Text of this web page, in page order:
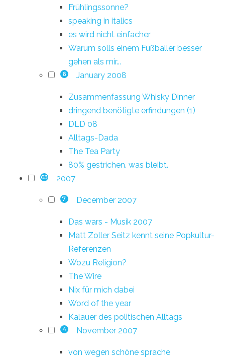
Frühlingssonne?
speaking in italics
es wird nicht einfacher
Warum solls einem Fußballer besser
gehen als mir...
6 January 2008
Zusammenfassung Whisky Dinner
dringend benötigte erfindungen (1)
DLD 08
Alltags-Dada
The Tea Party
80% gestrichen. was bleibt.
63 2007
7 December 2007
Das wars - Musik 2007
Matt Zoller Seitz kennt seine Popkultur-
Referenzen
Wozu Religion?
The Wire
Nix für mich dabei
Word of the year
Kalauer des politischen Alltags
4 November 2007
von wegen schöne sprache